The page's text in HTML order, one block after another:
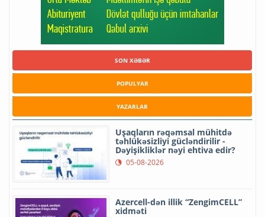
SON XƏBƏR
POPULYAR
YAZARLAR
Uşaqların rəqəmsal mühitdə
təhlükəsizliyi gücləndirilir -
Dəyişikliklər nəyi ehtiva edir?
05-08-2026
Azercell-dən illik “ZengimCELL”
xidməti